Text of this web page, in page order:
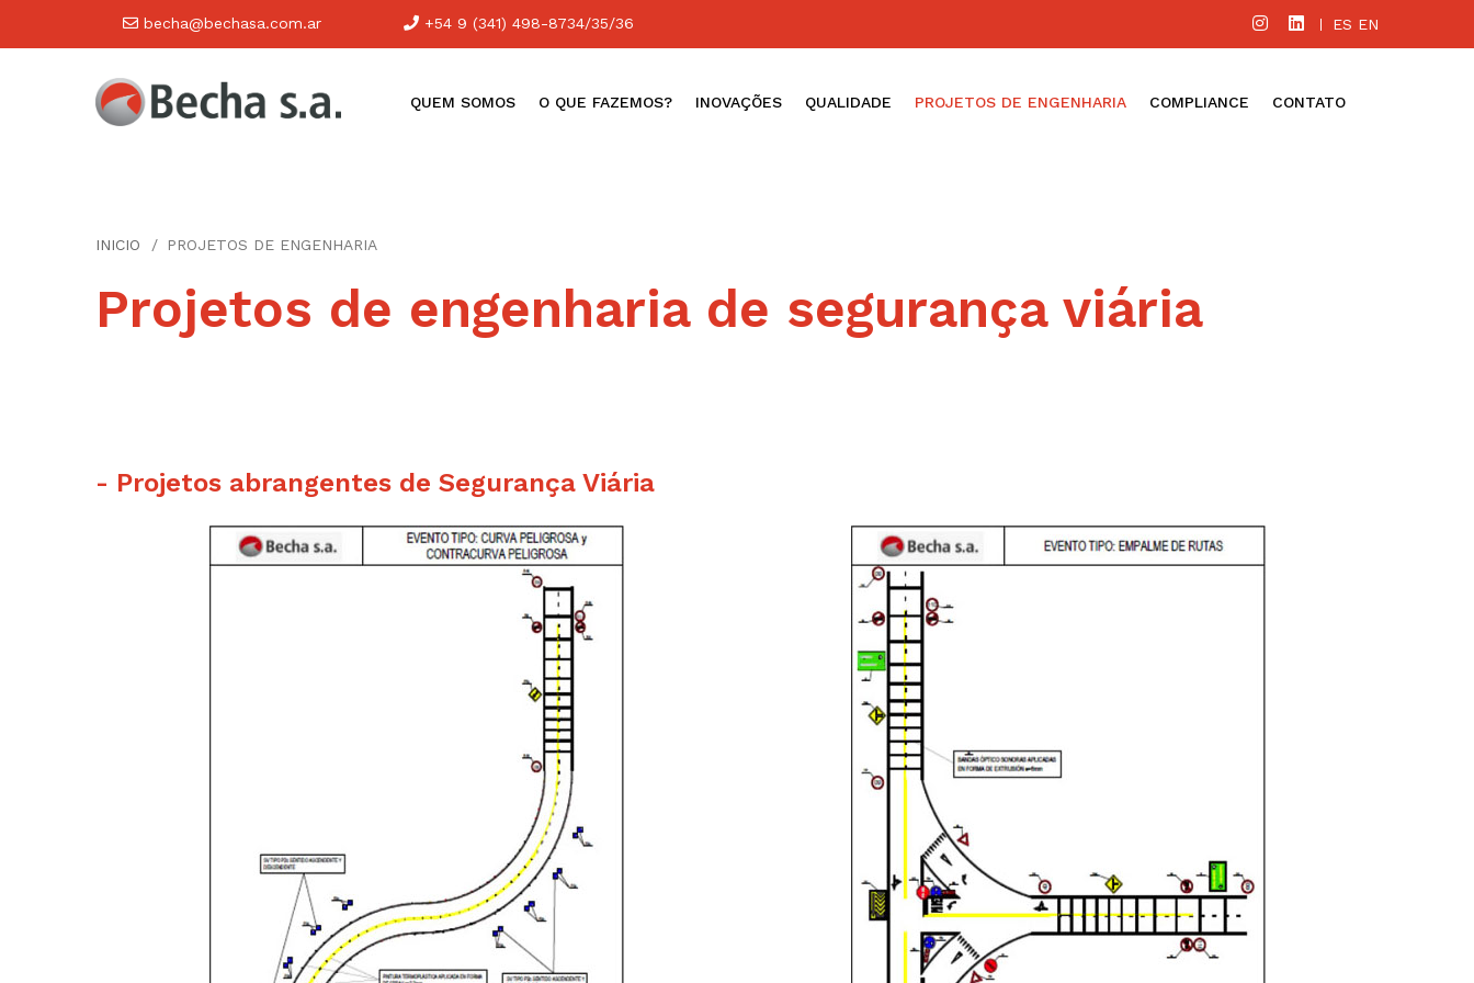
becha@bechasa.com.ar +54 9 (341) 498-8734/35/36 ES EN
QUEM SOMOS O QUE FAZEMOS? INOVAÇÕES QUALIDADE PROJETOS DE ENGENHARIA COMPLIANCE CONTATO
INICIO PROJETOS DE ENGENHARIA
Projetos de engenharia de segurança viária
- Projetos abrangentes de Segurança Viária